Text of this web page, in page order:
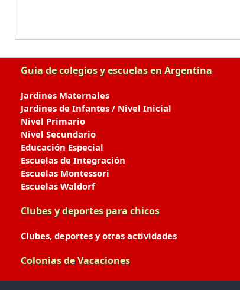
Guia de colegios y escuelas en Argentina
Jardines Maternales
Jardines de Infantes / Nivel Inicial
Nivel Primario
Nivel Secundario
Educación Especial
Escuelas de Integración
Escuelas Montessori
Escuelas Waldorf
Clubes y deportes para chicos
Clubes, deportes y otras actividades
Colonias de Vacaciones